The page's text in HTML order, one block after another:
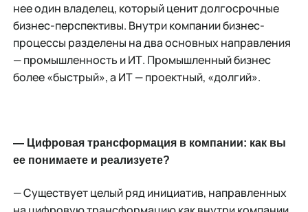
нее один владелец, который ценит долгосрочные
бизнес-перспективы. Внутри компании бизнес-
процессы разделены на два основных направления
— промышленность и ИТ. Промышленный бизнес
более «быстрый», а ИТ — проектный, «долгий».
— Цифровая трансформация в компании: как вы
ее понимаете и реализуете?
— Существует целый ряд инициатив, направленных